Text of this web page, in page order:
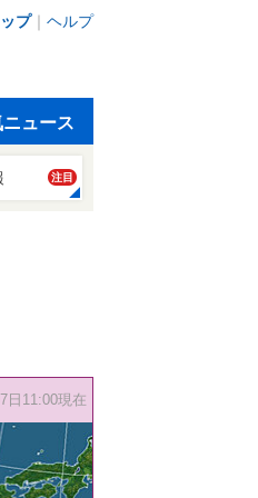
プ｜ ヘルプ
ニュース
注目
日11:00現在